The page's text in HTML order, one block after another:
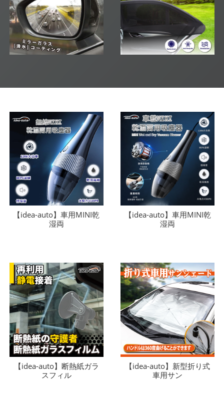
【idea-auto】車用MINI乾
湿両
【idea-auto】車用MINI乾
湿両
【idea-auto】断熱紙ガラ
スフィル
【idea-auto】新型折り式
車用サン